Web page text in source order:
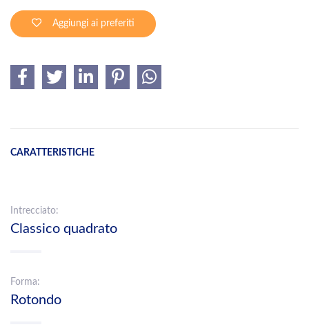
Aggiungi ai preferiti
CARATTERISTICHE
Intrecciato:
Classico quadrato
Forma:
Rotondo